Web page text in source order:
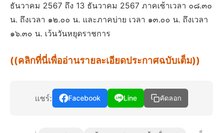
ธันวาคม 2567 ถึง 13 ธันวาคม 2567 ภาคเช้าเวลา ๐๘.๓๐
น. ถึงเวลา ๑๒.๐๐ น. และภาคบ่าย เวลา ๑๓.๐๐ น. ถึงเวลา
๑๖.๓๐ น. เว้นวันหยุดราชการ
((คลิกที่นี่เพื่ออ่านรายละเอียดประกาศฉบับเต็ม))
แชร์: Facebook Line คัดลอก